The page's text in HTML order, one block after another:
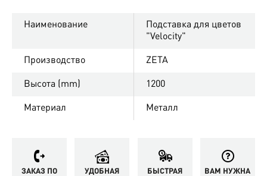
Наименование
Подставка для цветов
"Velocity"
Производство ZETA
Высота (mm) 1200
Материал Металл
ЗАКАЗ ПО
УДОБНАЯ
БЫСТРАЯ
ВАМ НУЖНА